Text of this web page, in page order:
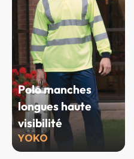
Polo manches
longues haute
visibilité
YOKO